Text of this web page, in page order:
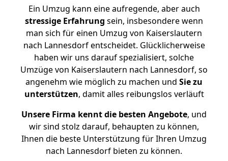
Ein Umzug kann eine aufregende, aber auch
stressige Erfahrung sein, insbesondere wenn
man sich für einen Umzug von Kaiserslautern
nach Lannesdorf entscheidet. Glücklicherweise
haben wir uns darauf spezialisiert, solche
Umzüge von Kaiserslautern nach Lannesdorf, so
angenehm wie möglich zu machen und Sie zu
unterstützen, damit alles reibungslos verläuft
Unsere Firma kennt die besten Angebote, und
wir sind stolz darauf, behaupten zu können,
Ihnen die beste Unterstützung für Ihren Umzug
nach Lannesdorf bieten zu können.